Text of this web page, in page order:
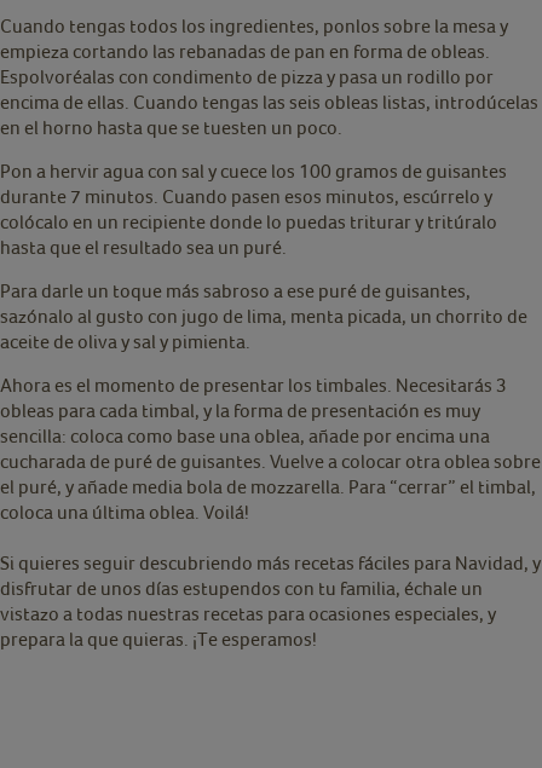
Cuando tengas todos los ingredientes, ponlos sobre la mesa y
empieza cortando las rebanadas de pan en forma de obleas.
Espolvoréalas con condimento de pizza y pasa un rodillo por
encima de ellas. Cuando tengas las seis obleas listas, introdúcelas
en el horno hasta que se tuesten un poco.
Pon a hervir agua con sal y cuece los 100 gramos de guisantes
durante 7 minutos. Cuando pasen esos minutos, escúrrelo y
colócalo en un recipiente donde lo puedas triturar y tritúralo
hasta que el resultado sea un puré.
Para darle un toque más sabroso a ese puré de guisantes,
sazónalo al gusto con jugo de lima, menta picada, un chorrito de
aceite de oliva y sal y pimienta.
Ahora es el momento de presentar los timbales. Necesitarás 3
obleas para cada timbal, y la forma de presentación es muy
sencilla: coloca como base una oblea, añade por encima una
cucharada de puré de guisantes. Vuelve a colocar otra oblea sobre
el puré, y añade media bola de mozzarella. Para “cerrar” el timbal,
coloca una última oblea. Voilá!
Si quieres seguir descubriendo más recetas fáciles para Navidad, y
disfrutar de unos días estupendos con tu familia, échale un
vistazo a todas nuestras recetas para ocasiones especiales, y
prepara la que quieras. ¡Te esperamos!